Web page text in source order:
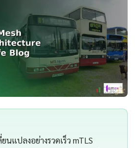
นแปลงอย่างรวดเร็ว mTLS